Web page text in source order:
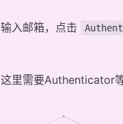
输入邮箱，点击
这里需要Authenticator